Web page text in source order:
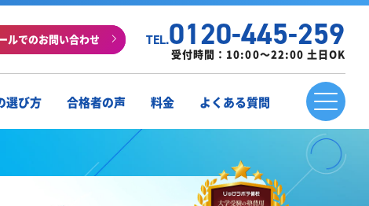
ルでのお問い合わせ TEL.0120-445-259
受付時間：10:00～22:00 土日OK
選び方 合格者の声 料金 よくある質問